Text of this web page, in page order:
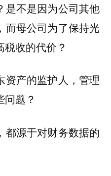
是不是因为公司其他
而母公司为了保持光
收的代价？
资产的监护人，管理
问题？
都源于对财务数据的